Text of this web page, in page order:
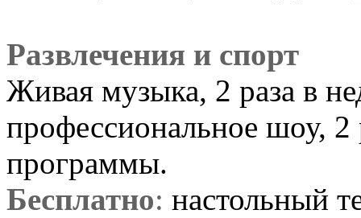
Развлечения и спорт
Живая музыка, 2 раза в
профессиональное шоу, 2
программы.
Бесплатно: настольный